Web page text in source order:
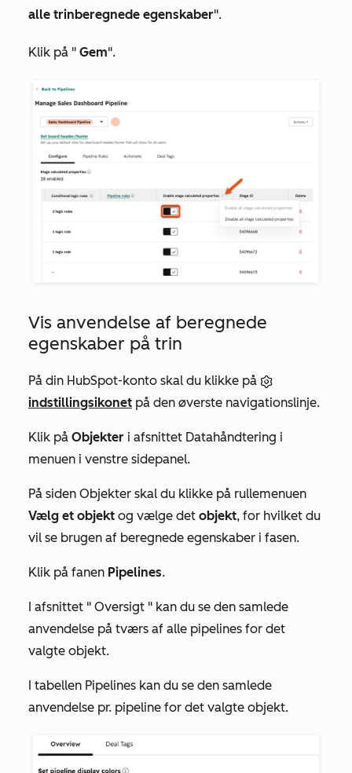
alle trinberegnede egenskaber".
Klik på " Gem".
Vis anvendelse af beregnede
egenskaber på trin
På din HubSpot-konto skal du klikke på
indstillingsikonet på den øverste navigationslinje.
Klik på Objekter i afsnittet Datahåndtering i
menuen i venstre sidepanel.
På siden Objekter skal du klikke på rullemenuen
Vælg et objekt og vælge det objekt, for hvilket du
vil se brugen af beregnede egenskaber i fasen.
Klik på fanen Pipelines.
I afsnittet " Oversigt " kan du se den samlede
anvendelse på tværs af alle pipelines for det
valgte objekt.
I tabellen Pipelines kan du se den samlede
anvendelse pr. pipeline for det valgte objekt.